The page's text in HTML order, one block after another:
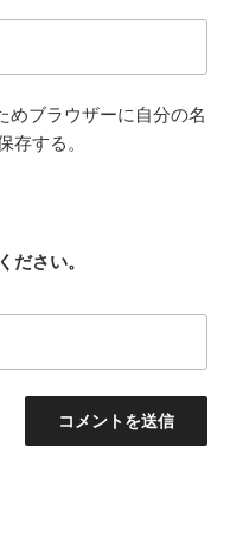
めブラウザーに自分の名
存する。
ださい。